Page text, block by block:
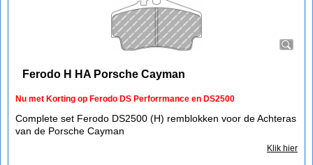
Ferodo H HA Porsche Cayman
Nu met Korting op Ferodo DS Perforrmance en DS2500
Complete set Ferodo DS2500 (H) remblokken voor de Achteras
van de Porsche Cayman
Klik hier